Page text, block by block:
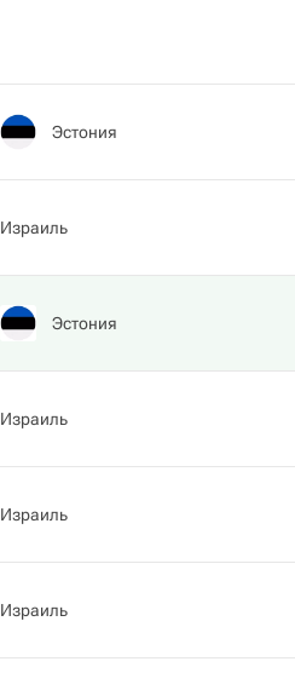
Эстония
Израиль
Эстония
Израиль
Израиль
Израиль